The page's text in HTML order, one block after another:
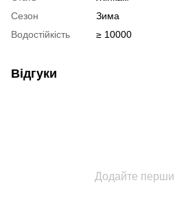
Сезон
Зима
Водостійкість
≥ 10000
Відгуки
Додайте